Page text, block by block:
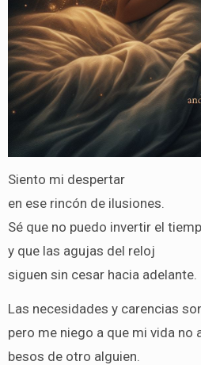
Siento mi despertar
en ese rincón de ilusiones.
Sé que no puedo invertir el
y que las agujas del reloj
siguen sin cesar hacia adelante.
Las necesidades y carencias
pero me niego a que mi vida no
besos de otro alguien.